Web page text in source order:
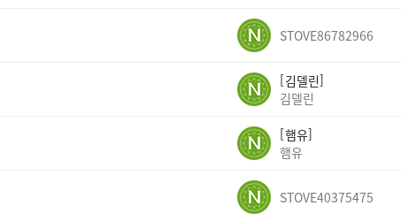
STOVE86782966
김델린
김델린
햄유
햄유
STOVE40375475